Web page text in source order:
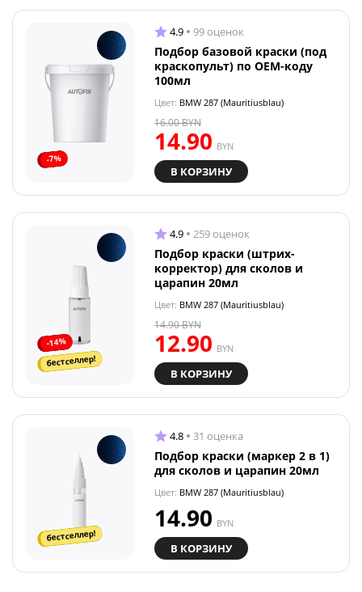
-7%
4.9 99 оценок
Подбор базовой краски (под
краскопульт) по OEM-коду
100мл
Цвет: BMW 287 (Mauritiusblau)
14.90 BYN
16.00BYN
В КОРЗИНУ
-14%
бестселлер!
4.9 259 оценок
Подбор краски (штрих-
корректор) для сколов и
царапин 20мл
Цвет: BMW 287 (Mauritiusblau)
12.90 BYN
14.90BYN
В КОРЗИНУ
бестселлер!
4.8 31 оценка
Подбор краски (маркер 2 в 1)
для сколов и царапин 20мл
Цвет: BMW 287 (Mauritiusblau)
14.90 BYN
В КОРЗИНУ